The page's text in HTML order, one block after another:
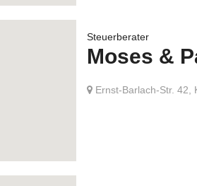
Steuerberater
Moses &
Ernst-Barlach-Str. 42,